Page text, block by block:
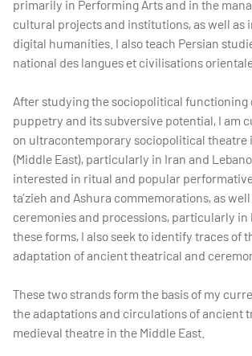
primarily in Performing Arts and in the
cultural projects and institutions, as well as
digital humanities. I also teach Persian
national des langues et civilisations
After studying the sociopolitical functioning
puppetry and its subversive potential, I am
on ultracontemporary sociopolitical theatre
(Middle East), particularly in Iran and
interested in ritual and popular
ta’zieh and Ashura commemorations, as
ceremonies and processions, particularly in
these forms, I also seek to identify traces of
adaptation of ancient theatrical and
These two strands form the basis of my
the adaptations and circulations of ancient
medieval theatre in the Middle East.